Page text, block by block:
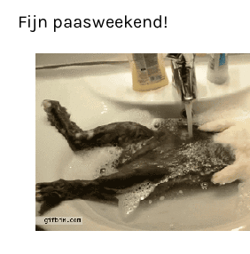
Fijn paasweekend!